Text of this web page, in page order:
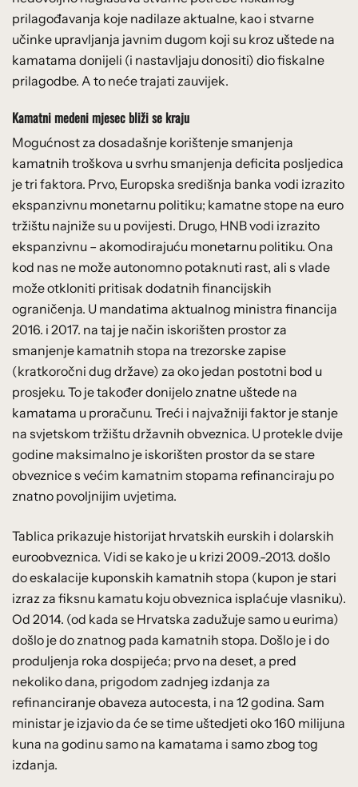
prilagođavanja koje nadilaze aktualne, kao i stvarne
učinke upravljanja javnim dugom koji su kroz uštede na
kamatama donijeli (i nastavljaju donositi) dio fiskalne
prilagodbe. A to neće trajati zauvijek.
Kamatni medeni mjesec bliži se kraju
Mogućnost za dosadašnje korištenje smanjenja
kamatnih troškova u svrhu smanjenja deficita posljedica
je tri faktora. Prvo, Europska središnja banka vodi izrazito
ekspanzivnu monetarnu politiku; kamatne stope na euro
tržištu najniže su u povijesti. Drugo, HNB vodi izrazito
ekspanzivnu – akomodirajuću monetarnu politiku. Ona
kod nas ne može autonomno potaknuti rast, ali s vlade
može otkloniti pritisak dodatnih financijskih
ograničenja. U mandatima aktualnog ministra financija
2016. i 2017. na taj je način iskorišten prostor za
smanjenje kamatnih stopa na trezorske zapise
(kratkoročni dug države) za oko jedan postotni bod u
prosjeku. To je također donijelo znatne uštede na
kamatama u proračunu. Treći i najvažniji faktor je stanje
na svjetskom tržištu državnih obveznica. U protekle dvije
godine maksimalno je iskorišten prostor da se stare
obveznice s većim kamatnim stopama refinanciraju po
znatno povoljnijim uvjetima.
Tablica prikazuje historijat hrvatskih eurskih i dolarskih
euroobveznica. Vidi se kako je u krizi 2009.-2013. došlo
do eskalacije kuponskih kamatnih stopa (kupon je stari
izraz za fiksnu kamatu koju obveznica isplaćuje vlasniku).
Od 2014. (od kada se Hrvatska zadužuje samo u eurima)
došlo je do znatnog pada kamatnih stopa. Došlo je i do
produljenja roka dospijeća; prvo na deset, a pred
nekoliko dana, prigodom zadnjeg izdanja za
refinanciranje obaveza autocesta, i na 12 godina. Sam
ministar je izjavio da će se time uštedjeti oko 160 milijuna
kuna na godinu samo na kamatama i samo zbog tog
izdanja.